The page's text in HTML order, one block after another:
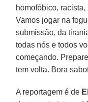
homofóbico,
Vamos jogar na
submissão, da
todas nós e todos
começando.
tem volta. Bora
A reportagem é de